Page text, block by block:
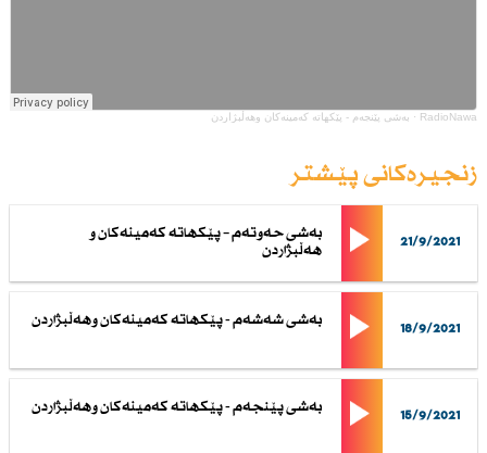
RadioNawa
· بەشی پێنجەم - پێكهاتە كەمینەكان وهەڵبژاردن
زنجیرەکانی پێشتر
21/9/2021
بەشی حەوتەم – پێكهاتە كەمینەكان و
هەڵبژاردن
18/9/2021
بەشی شەشەم - پێكهاتە كەمینەكان وهەڵبژاردن
15/9/2021
بەشی پێنجەم - پێكهاتە كەمینەكان وهەڵبژاردن